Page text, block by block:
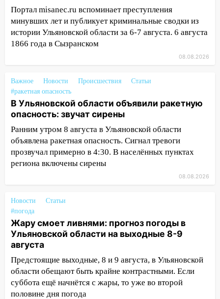
поддержать «Симбирскую чебурашку»
на фестивале «ФормАРТ»
18:11 Ульяновская область стала
17:16
В реанимацию Ульяновской
областной больницы поступили шесть
новых аппаратов ИВЛ
16:51
В Чердаклинском районе
ремонтируют дороги, ставят остановки
и проводят новое освещение
16:35 В Ульяновске установили ещё
девять бункеров для крупногабаритного
16:26
В Ульяновске бесплатно покажут
матч «Волги» под открытым небом
16:12 В Ульяновском госуниверситете
разработают отечественный прибор для
цифровой ПЦР
15:47 Ульяновцы могут вернуть деньги
за абонементы закрывшегося фитнес-
клуба «Рекорд-Fitness»
Портал misanec.ru вспоминает преступления
минувших лет и публикует криминальные сводки из
истории Ульяновской области за 6-7 августа. 6 августа
1866 года в Сызранском
08.08.2026
Важное Новости Происшествия
Статьи
#ракетная опасность
В Ульяновской области объявили ракетную
опасность: звучат сирены
Ранним утром 8 августа в Ульяновской области
объявлена ракетная опасность. Сигнал тревоги
прозвучал примерно в 4:30. В населённых пунктах
региона включены сирены
08.08.2026
Новости
Статьи
#погода
Жару смоет ливнями: прогноз погоды в
Ульяновской области на выходные 8-9
августа
Предстоящие выходные, 8 и 9 августа, в Ульяновской
области обещают быть крайне контрастными. Если
суббота ещё начнётся с жары, то уже во второй
половине дня погода